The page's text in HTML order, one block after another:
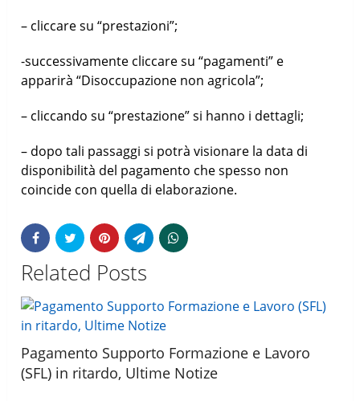
– cliccare su “prestazioni”;
-successivamente cliccare su “pagamenti” e
apparirà “Disoccupazione non agricola”;
– cliccando su “prestazione” si hanno i dettagli;
– dopo tali passaggi si potrà visionare la data di
disponibilità del pagamento che spesso non
coincide con quella di elaborazione.
Related Posts
Pagamento Supporto Formazione e Lavoro
(SFL) in ritardo, Ultime Notize